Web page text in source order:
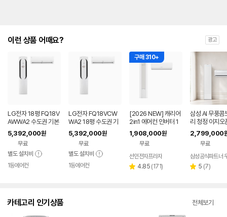
이런 상품 어때요? 광고
LG전자 18평 FQ18V
AWWA2 수도권 기본
설치 포함 투인원 에어
컨
5,392,000원
무료
별도 설치비
1등에어컨
LG전자 FQ18VCW
WA2 18평 수도권 기
본설치 포함 투인원 에
어컨
5,392,000원
무료
별도 설치비
1등에어컨
구매 310+
[2026 NEW] 캐리어
2in1 에어컨 인버터 1
등급 멀티형 wifi 17평
+6평 투인원 전국 설
치비포함
1,908,000원
무료
선인전자프라자
별 4.85 리
(171)
삼성 AI 무풍콤
리 청정 이지오
형 에어컨
22WRS 기본
2,799,000
무료
삼성공식파트너
별 5 리
(7)
카테고리 인기상품 전체보기